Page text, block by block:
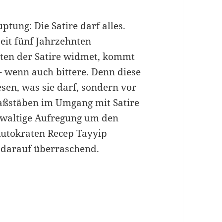
Die Satire darf alles.
fünf Jahrzehnten
der Satire widmet, kommt
wenn auch bittere. Denn diese
was sie darf, sondern vor
im Umgang mit Satire
Aufregung um den
Recep Tayyip
überraschend.